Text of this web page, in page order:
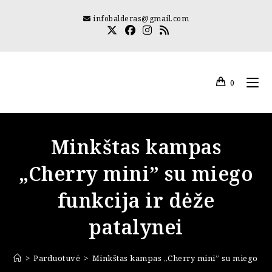
infobalderas@gmail.com
0
Minkštas kampas
„Cherry mini” su miego
funkcija ir dėže
patalynei
> Parduotuvė > Minkštas kampas „Cherry mini” su miego